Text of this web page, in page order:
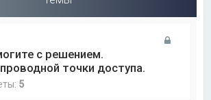
с решением.
точки доступа.
5